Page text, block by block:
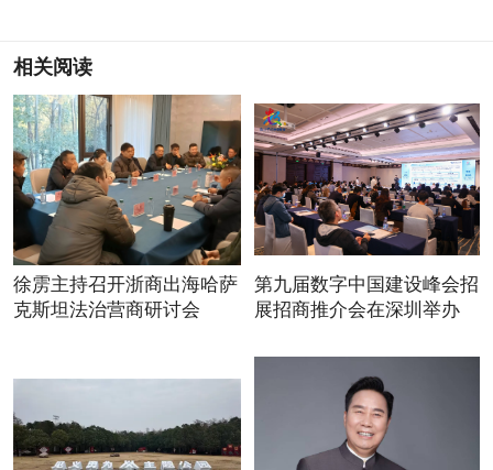
相关阅读
徐雳主持召开浙商出海哈萨
克斯坦法治营商研讨会
第九届数字中国建设峰会招
展招商推介会在深圳举办